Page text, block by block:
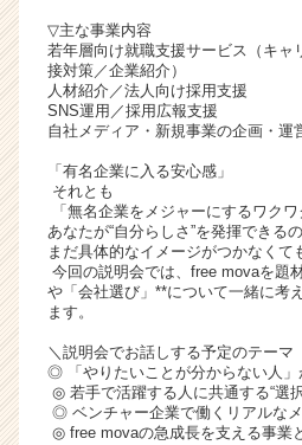
e
r
C
r
e
r）
▽主な事業内容
若年層向け就職支援サービス（キャ
接対策／企業紹介）
人材紹介／法人向け採用支援
SNS運用／採用広報支援
自社メディア・新規事業の企画・運
「有名企業に入る安心感」
それとも
「無名企業をメジャーにするワクワ
あなたが“自分らしさ”を発揮できる
まだ具体的なイメージがつかなくて
今回の説明会では、free movaを題
や「会社選び」**について一緒に考
ます。
＼説明会でお話しする予定のテーマ
◎ 「やりたいことが分からない人」
◎ 若手で活躍する人に共通する“選
◎ ベンチャー企業で働くリアルな
◎ free movaの急成長を支える事業